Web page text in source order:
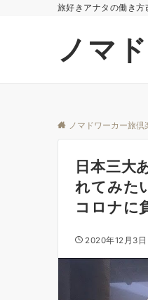
旅好きアナタの働き方
ノマ
ノマドワーカー旅倶
日本三大
れてみた
コロナに
2020年12月3日